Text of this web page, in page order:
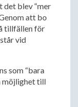
det blev “mer
att bo
tillfällen för
vid
som “bara
möjlighet till